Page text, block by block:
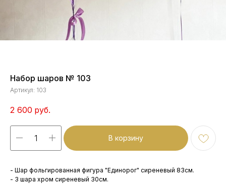
Набор шаров № 103
Артикул: 103
2 600 руб.
В корзину
- Шар фольгированная фигура "Единорог" сиреневый 83см.
- 3 шара хром сиреневый 30см.